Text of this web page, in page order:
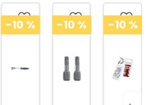
-10 % -10 % -10 %